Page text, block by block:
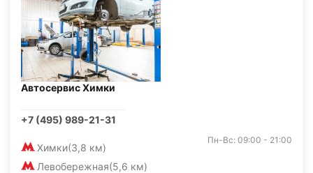
Автосервис Химки
+7 (495) 989-21-31
Химки(3,8 км)
Левобережная(5,6 км)
Пн-Вс: 09:00 - 21:00